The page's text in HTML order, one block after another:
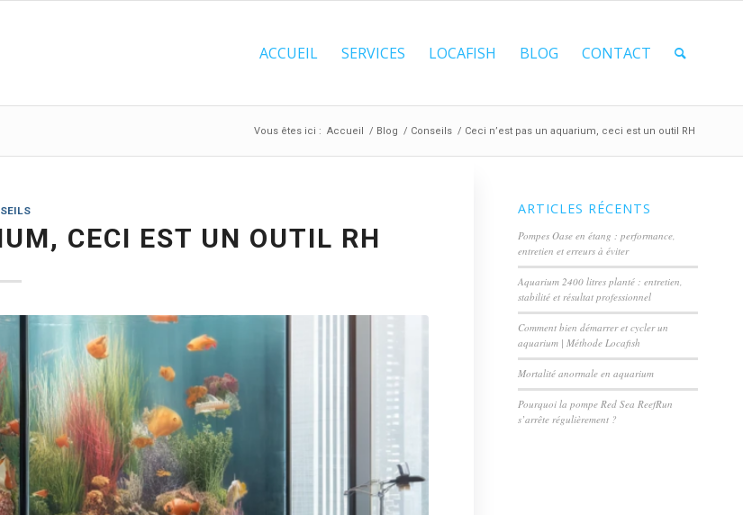
ACCUEIL SERVICES LOCAFISH BLOG CONTACT
Vous êtes ici : Accueil / Blog / Conseils / Ceci n’est pas un aquarium, ceci est un outil RH
CECI EST UN OUTIL RH
ARTICLES RÉCENTS
Pompes Oase en étang : performance,
entretien et erreurs à éviter
Aquarium 2400 litres planté : entretien,
stabilité et résultat professionnel
Comment bien démarrer et cycler un
aquarium | Méthode Locafish
Mortalité anormale en aquarium
Pourquoi la pompe Red Sea ReefRun
s’arrête régulièrement ?